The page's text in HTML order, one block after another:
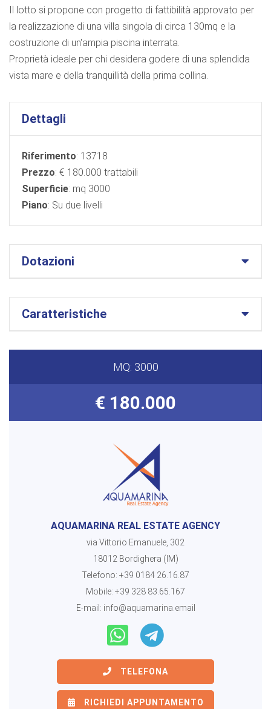
Il lotto si propone con progetto di fattibilità approvato per
la realizzazione di una villa singola di circa 130mq e la
costruzione di un'ampia piscina interrata.
Proprietà ideale per chi desidera godere di una splendida
vista mare e della tranquillità della prima collina.
Dettagli
Riferimento: 13718
Prezzo: € 180.000 trattabili
Superficie: mq 3000
Piano: Su due livelli
Dotazioni
Caratteristiche
MQ: 3000
€ 180.000
AQUAMARINA REAL ESTATE AGENCY
via Vittorio Emanuele, 302
18012 Bordighera (IM)
Telefono: +39 0184 26.16.87
Mobile: +39 328 83.65.167
E-mail: info@aquamarina.email
TELEFONA
RICHIEDI APPUNTAMENTO